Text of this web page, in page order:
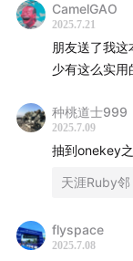
时间轴 & 本期精华
(感谢 Manus AI)
00:00 - 节目开场
- 《Angel》
硅谷人脉王传奇
08:23
- 天使投资
历，强调投人比
CamelGAO
2025.7.21
朋友送了我
少有这么实用
种桃道士999
2025.7.09
抽到onekey
天涯Ruby邻
flyspace
2025.7.08